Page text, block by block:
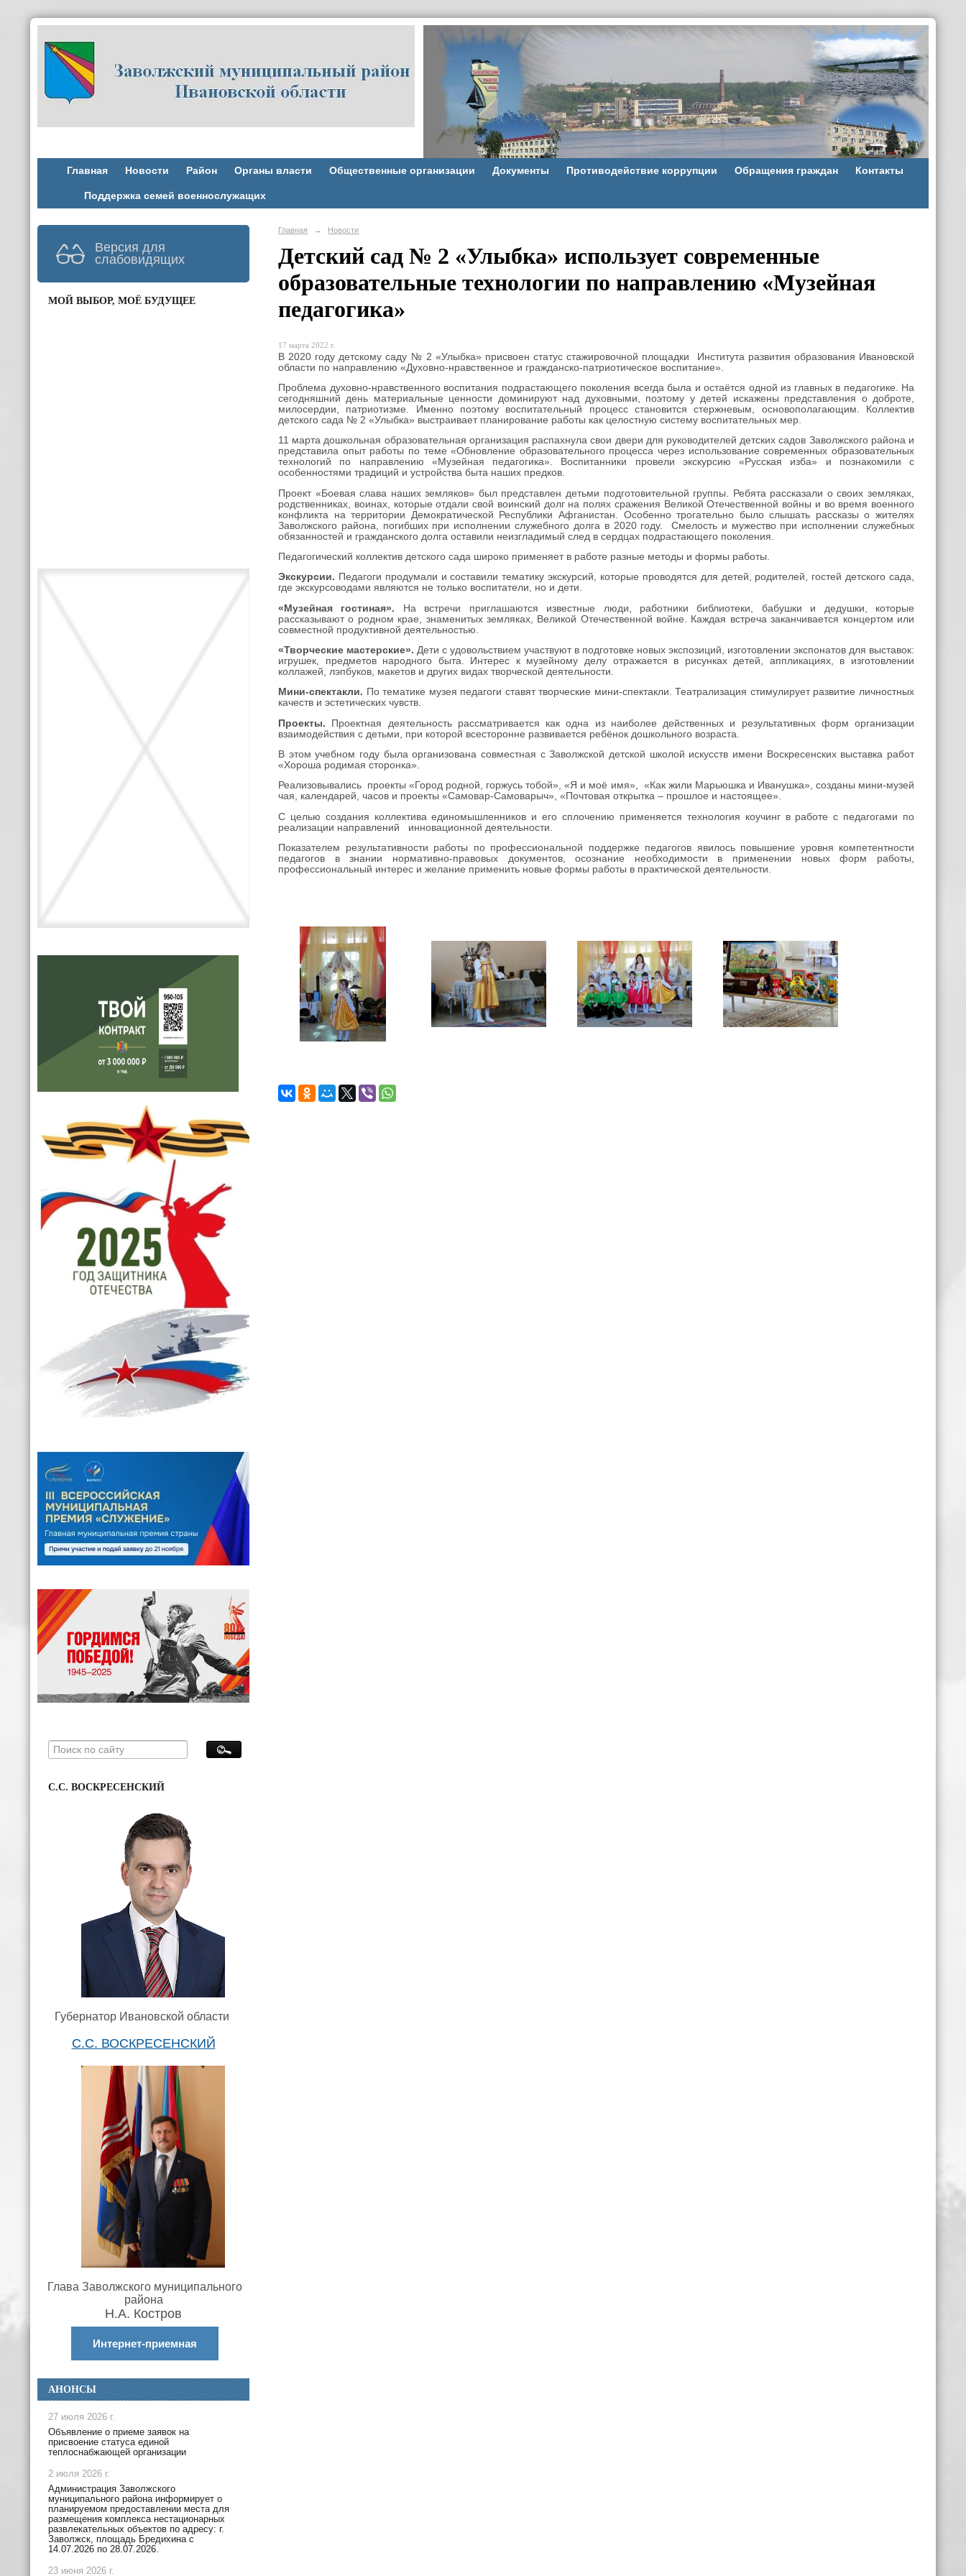
Главная Новости Район Органы власти Общественные организации Документы Противодействие коррупции Обращения граждан Контакты
Поддержка семей военнослужащих
Версия для
слабовидящих
МОЙ ВЫБОР, МОЁ БУДУЩЕЕ
С.С. ВОСКРЕСЕНСКИЙ
Губернатор Ивановской области
С.С. ВОСКРЕСЕНСКИЙ
Глава Заволжского муниципального
района
Н.А. Костров
Интернет-приемная
АНОНСЫ
27 июля 2026 г.
Объявление о приеме заявок на
присвоение статуса единой
теплоснабжающей организации
2 июля 2026 г.
Администрация Заволжского
муниципального района информирует о
планируемом предоставлении места для
размещения комплекса нестационарных
развлекательных объектов по адресу: г.
Заволжск, площадь Бредихина с
14.07.2026 по 28.07.2026.
23 июня 2026 г.
Главная → Новости
Детский сад № 2 «Улыбка» использует современные
образовательные технологии по направлению «Музейная
педагогика»
17 марта 2022 г.
В 2020 году детскому саду № 2 «Улыбка» присвоен статус стажировочной площадки Института развития образования Ивановской
области по направлению «Духовно-нравственное и гражданско-патриотическое воспитание».
Проблема духовно-нравственного воспитания подрастающего поколения всегда была и остаётся одной из главных в педагогике. На
сегодняшний день материальные ценности доминируют над духовными, поэтому у детей искажены представления о доброте,
милосердии, патриотизме. Именно поэтому воспитательный процесс становится стержневым, основополагающим. Коллектив
детского сада № 2 «Улыбка» выстраивает планирование работы как целостную систему воспитательных мер.
11 марта дошкольная образовательная организация распахнула свои двери для руководителей детских садов Заволжского района и
представила опыт работы по теме «Обновление образовательного процесса через использование современных образовательных
технологий по направлению «Музейная педагогика». Воспитанники провели экскурсию «Русская изба» и познакомили с
особенностями традиций и устройства быта наших предков.
Проект «Боевая слава наших земляков» был представлен детьми подготовительной группы. Ребята рассказали о своих земляках,
родственниках, воинах, которые отдали свой воинский долг на полях сражения Великой Отечественной войны и во время военного
конфликта на территории Демократической Республики Афганистан. Особенно трогательно было слышать рассказы о жителях
Заволжского района, погибших при исполнении служебного долга в 2020 году. Смелость и мужество при исполнении служебных
обязанностей и гражданского долга оставили неизгладимый след в сердцах подрастающего поколения.
Педагогический коллектив детского сада широко применяет в работе разные методы и формы работы.
Экскурсии. Педагоги продумали и составили тематику экскурсий, которые проводятся для детей, родителей, гостей детского сада,
где экскурсоводами являются не только воспитатели, но и дети.
«Музейная гостиная». На встречи приглашаются известные люди, работники библиотеки, бабушки и дедушки, которые
рассказывают о родном крае, знаменитых земляках, Великой Отечественной войне. Каждая встреча заканчивается концертом или
совместной продуктивной деятельностью.
«Творческие мастерские». Дети с удовольствием участвуют в подготовке новых экспозиций, изготовлении экспонатов для выставок:
игрушек, предметов народного быта. Интерес к музейному делу отражается в рисунках детей, аппликациях, в изготовлении
коллажей, лэпбуков, макетов и других видах творческой деятельности.
Мини-спектакли. По тематике музея педагоги ставят творческие мини-спектакли. Театрализация стимулирует развитие личностных
качеств и эстетических чувств.
Проекты. Проектная деятельность рассматривается как одна из наиболее действенных и результативных форм организации
взаимодействия с детьми, при которой всесторонне развивается ребёнок дошкольного возраста.
В этом учебном году была организована совместная с Заволжской детской школой искусств имени Воскресенских выставка работ
«Хороша родимая сторонка».
Реализовывались проекты «Город родной, горжусь тобой», «Я и моё имя», «Как жили Марьюшка и Иванушка», созданы мини-музей
чая, календарей, часов и проекты «Самовар-Самоварыч», «Почтовая открытка – прошлое и настоящее».
С целью создания коллектива единомышленников и его сплочению применяется технология коучинг в работе с педагогами по
реализации направлений инновационной деятельности.
Показателем результативности работы по профессиональной поддержке педагогов явилось повышение уровня компетентности
педагогов в знании нормативно-правовых документов, осознание необходимости в применении новых форм работы,
профессиональный интерес и желание применить новые формы работы в практической деятельности.